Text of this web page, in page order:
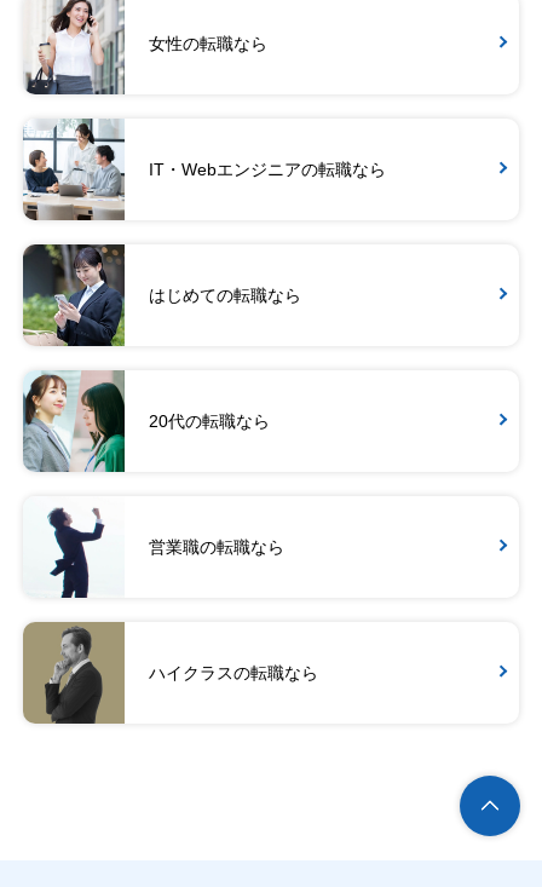
女性の転職なら
IT・Webエンジニアの転職なら
はじめての転職なら
20代の転職なら
営業職の転職なら
ハイクラスの転職なら